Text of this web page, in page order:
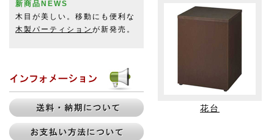
新商品NEWS
木目が美しい。移動にも便利な
木製パーティション が新発売。
花台